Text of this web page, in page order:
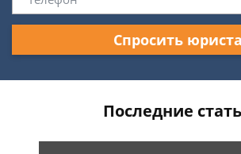
Спросить юриста
Последние